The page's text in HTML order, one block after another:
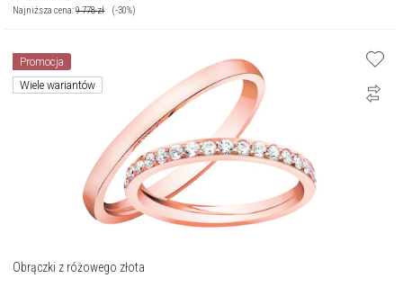
Najniższa cena:9 778zł (-30%)
Promocja
Wiele wariantów
Obrączki z różowego złota